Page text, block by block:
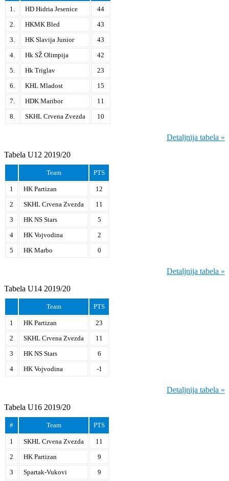
1. HD Hidria Jesenice
44
2.
HKMK Bled
43
3.
HK Slavija Junior
43
4.
Hk SŽ Olimpija
42
5.
Hk Triglav
23
6.
KHL Mladost
15
7.
HDK Maribor
11
8.
SKHL Crvena Zvezda 10
Detaljnija tabela »
Tabela U12 2019/20
Team PTS
1 HK Partizan
12
2
SKHL Crvena Zvezda
11
3
HK NS Stars
5
4
HK Vojvodina
2
5
HK Marbo 0
Detaljnija tabela »
Tabela U14 2019/20
Team PTS
1 HK Partizan
23
2
SKHL Crvena Zvezda
11
3
HK NS Stars
6
4
HK Vojvodina -1
Detaljnija tabela »
Tabela U16 2019/20
# Team PTS
1 SKHL Crvena Zvezda
11
2
HK Partizan
9
3
Spartak-Vukovi
9